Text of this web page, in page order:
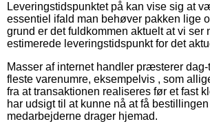
Leveringstidspunktet på kan vise sig at
essentiel ifald man behøver pakken lige
grund er det fuldkommen aktuelt at vi ser
estimerede leveringstidspunkt for det
Masser af internet handler præsterer
fleste varenumre, eksempelvis , som
fra at transaktionen realiseres før et fast
har udsigt til at kunne nå at få
medarbejderne drager hjemad.